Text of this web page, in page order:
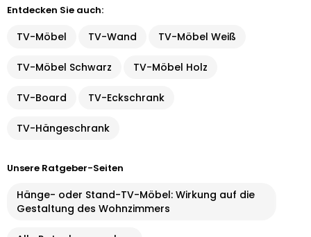
Entdecken Sie auch:
TV-Möbel TV-Wand TV-Möbel Weiß
TV-Möbel Schwarz TV-Möbel Holz
TV-Board TV-Eckschrank
TV-Hängeschrank
Unsere Ratgeber-Seiten
Hänge- oder Stand-TV-Möbel: Wirkung auf die
Gestaltung des Wohnzimmers